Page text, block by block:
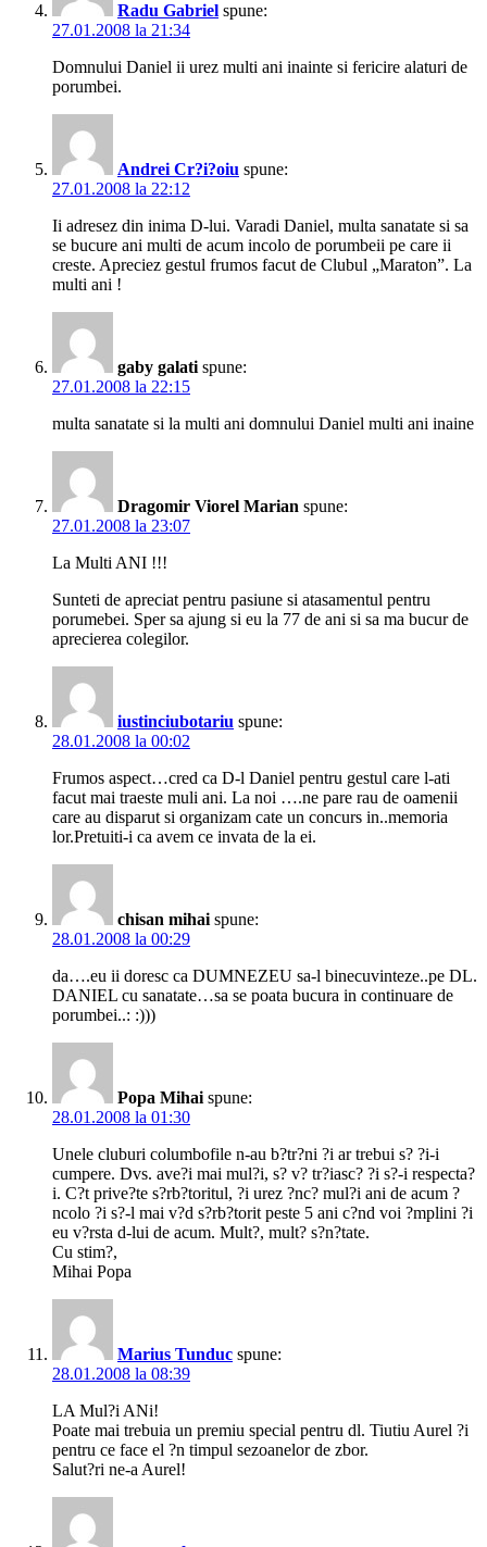
Radu Gabriel spune:
27.01.2008 la 21:34
Domnului Daniel ii urez multi ani inainte si fericire alaturi de
porumbei.
Andrei Cr?i?oiu spune:
27.01.2008 la 22:12
Ii adresez din inima D-lui. Varadi Daniel, multa sanatate si sa
se bucure ani multi de acum incolo de porumbeii pe care ii
creste. Apreciez gestul frumos facut de Clubul „Maraton”. La
multi ani !
gaby galati spune:
27.01.2008 la 22:15
multa sanatate si la multi ani domnului Daniel multi ani inaine
Dragomir Viorel Marian spune:
27.01.2008 la 23:07
La Multi ANI !!!
Sunteti de apreciat pentru pasiune si atasamentul pentru
porumebei. Sper sa ajung si eu la 77 de ani si sa ma bucur de
aprecierea colegilor.
iustinciubotariu spune:
28.01.2008 la 00:02
Frumos aspect…cred ca D-l Daniel pentru gestul care l-ati
facut mai traeste muli ani. La noi ….ne pare rau de oamenii
care au disparut si organizam cate un concurs in..memoria
lor.Pretuiti-i ca avem ce invata de la ei.
chisan mihai spune:
28.01.2008 la 00:29
da….eu ii doresc ca DUMNEZEU sa-l binecuvinteze..pe DL.
DANIEL cu sanatate…sa se poata bucura in continuare de
porumbei..: :)))
Popa Mihai spune:
28.01.2008 la 01:30
Unele cluburi columbofile n-au b?tr?ni ?i ar trebui s? ?i-i
cumpere. Dvs. ave?i mai mul?i, s? v? tr?iasc? ?i s?-i respecta?
i. C?t prive?te s?rb?toritul, ?i urez ?nc? mul?i ani de acum ?
ncolo ?i s?-l mai v?d s?rb?torit peste 5 ani c?nd voi ?mplini ?i
eu v?rsta d-lui de acum. Mult?, mult? s?n?tate.
Cu stim?,
Mihai Popa
Marius Tunduc spune:
28.01.2008 la 08:39
LA Mul?i ANi!
Poate mai trebuia un premiu special pentru dl. Tiutiu Aurel ?i
pentru ce face el ?n timpul sezoanelor de zbor.
Salut?ri ne-a Aurel!